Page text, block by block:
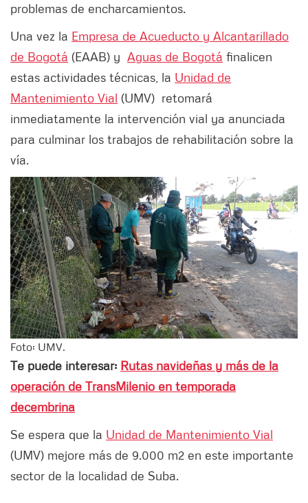
problemas de encharcamientos.
Una vez la Empresa de Acueducto y Alcantarillado
de Bogotá (EAAB) y Aguas de Bogotá finalicen
estas actividades técnicas, la Unidad de
Mantenimiento Vial (UMV) retomará
inmediatamente la intervención vial ya anunciada
para culminar los trabajos de rehabilitación sobre la
vía.
Foto: UMV.
Te puede interesar: Rutas navideñas y más de la
operación de TransMilenio en temporada
decembrina
Se espera que la Unidad de Mantenimiento Vial
(UMV) mejore más de 9.000 m2 en este importante
sector de la localidad de Suba.